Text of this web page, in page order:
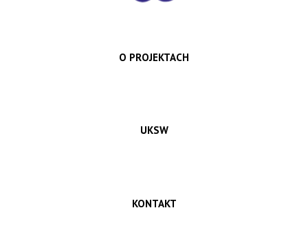
O PROJEKTACH
UKSW
KONTAKT